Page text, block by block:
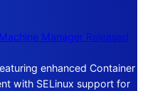
Manager Released
enhanced Container
with SELinux support for